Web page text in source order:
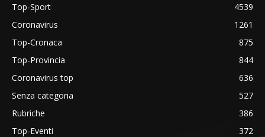
Top-Sport
4539
Coronavirus
1261
Top-Cronaca
875
Top-Provincia
844
Coronavirus top
636
Senza categoria
527
Rubriche
386
Top-Eventi
372